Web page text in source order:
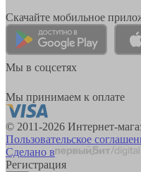
Скачайте мобильное
Мы в соцсетях
Мы принимаем к оплате
© 2011-2026 Интернет-
Пользовательское
Сделано в
Регистрация